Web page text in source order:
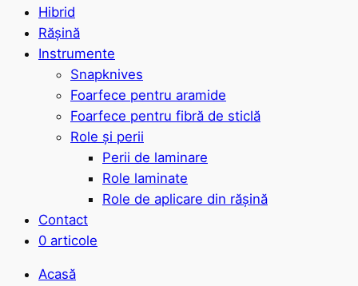
Hibrid
Rășină
Instrumente
Snapknives
Foarfece pentru aramide
Foarfece pentru fibră de sticlă
Role și perii
Perii de laminare
Role laminate
Role de aplicare din rășină
Contact
0 articole
Acasă